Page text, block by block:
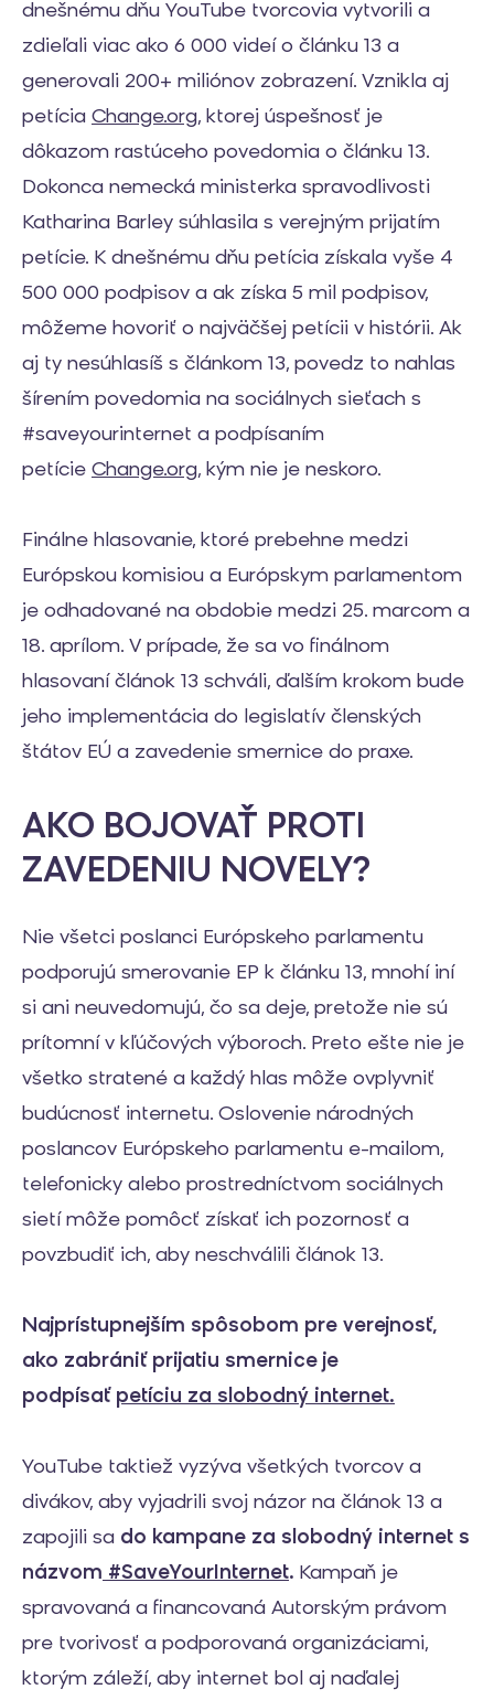
dnešnému dňu YouTube tvorcovia vytvorili a
zdieľali viac ako 6 000 videí o článku 13 a
generovali 200+ miliónov zobrazení. Vznikla aj
petícia Change.org, ktorej úspešnosť je
dôkazom rastúceho povedomia o článku 13.
Dokonca nemecká ministerka spravodlivosti
Katharina Barley súhlasila s verejným prijatím
petície. K dnešnému dňu petícia získala vyše 4
500 000 podpisov a ak získa 5 mil podpisov,
môžeme hovoriť o najväčšej petícii v histórii. Ak
aj ty nesúhlasíš s článkom 13, povedz to nahlas
šírením povedomia na sociálnych sieťach s
#saveyourinternet a podpísaním
petície Change.org, kým nie je neskoro.
Finálne hlasovanie, ktoré prebehne medzi
Európskou komisiou a Európskym parlamentom
je odhadované na obdobie medzi 25. marcom a
18. aprílom. V prípade, že sa vo finálnom
hlasovaní článok 13 schváli, ďalším krokom bude
jeho implementácia do legislatív členských
štátov EÚ a zavedenie smernice do praxe.
AKO BOJOVAŤ PROTI
ZAVEDENIU NOVELY?
Nie všetci poslanci Európskeho parlamentu
podporujú smerovanie EP k článku 13, mnohí iní
si ani neuvedomujú, čo sa deje, pretože nie sú
prítomní v kľúčových výboroch. Preto ešte nie je
všetko stratené a každý hlas môže ovplyvniť
budúcnosť internetu. Oslovenie národných
poslancov Európskeho parlamentu e-mailom,
telefonicky alebo prostredníctvom sociálnych
sietí môže pomôcť získať ich pozornosť a
povzbudiť ich, aby neschválili článok 13.
Najprístupnejším spôsobom pre verejnosť,
ako zabrániť prijatiu smernice je
podpísať petíciu za slobodný internet.
YouTube taktiež vyzýva všetkých tvorcov a
divákov, aby vyjadrili svoj názor na článok 13 a
zapojili sa do kampane za slobodný internet s
názvom #SaveYourInternet. Kampaň je
spravovaná a financovaná Autorským právom
pre tvorivosť a podporovaná organizáciami,
ktorým záleží, aby internet bol aj naďalej